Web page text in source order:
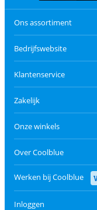
Ons assortiment
Bedrijfswebsite
Klantenservice
Zakelijk
Onze winkels
Over Coolblue
Werken bij Coolblue
Inloggen